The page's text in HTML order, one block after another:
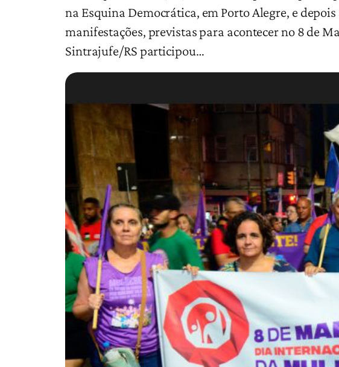
na Esquina Democrática, em Porto Alegre, e
manifestações, previstas para acontecer no 8 de
Sintrajufe/RS participou…